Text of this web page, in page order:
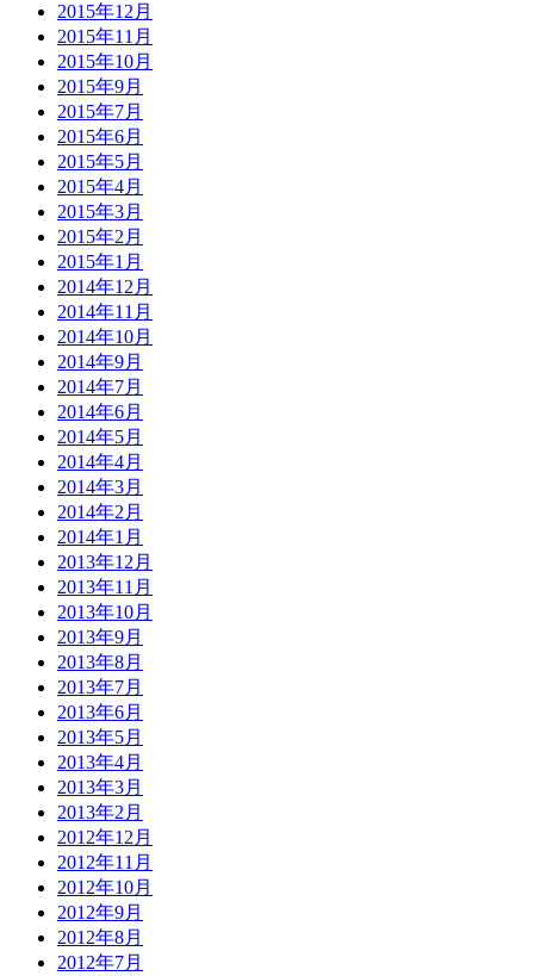
2015年12月
2015年11月
2015年10月
2015年9月
2015年7月
2015年6月
2015年5月
2015年4月
2015年3月
2015年2月
2015年1月
2014年12月
2014年11月
2014年10月
2014年9月
2014年7月
2014年6月
2014年5月
2014年4月
2014年3月
2014年2月
2014年1月
2013年12月
2013年11月
2013年10月
2013年9月
2013年8月
2013年7月
2013年6月
2013年5月
2013年4月
2013年3月
2013年2月
2012年12月
2012年11月
2012年10月
2012年9月
2012年8月
2012年7月